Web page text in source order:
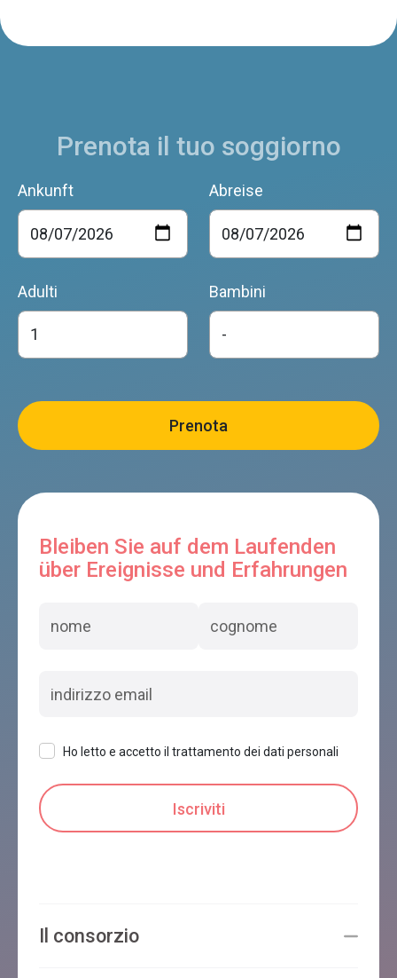
Prenota il tuo soggiorno
Ankunft Abreise
Adulti Bambini
Bleiben Sie auf dem Laufenden
über Ereignisse und Erfahrungen
Ho letto e accetto il trattamento dei dati personali
Il consorzio